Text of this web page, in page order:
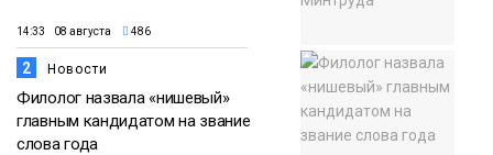
14:33 08 августа 486
2 Новости
Филолог назвала «нишевый»
главным кандидатом на звание
слова года